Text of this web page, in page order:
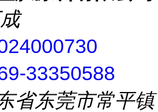
33350588
省东莞市常平镇